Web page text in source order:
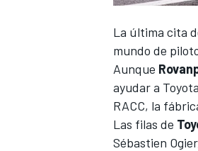
La última cita
mundo de
Aunque
ayudar a
RACC, la
Las filas de
Sébastien Ogier